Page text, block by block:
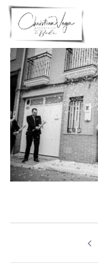
Saltar
contenido